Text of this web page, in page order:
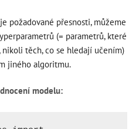
požadované přesnosti, můžeme
(= parametrů, které
nikoli těch, co se hledají učením)
jiného algoritmu.
modelu: